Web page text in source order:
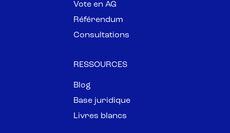
Vote en AG
Référendum
Consultations
RESSOURCES
Blog
Base juridique
Livres blancs